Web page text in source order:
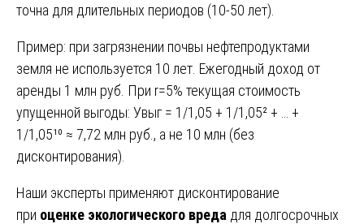
точна для длительных периодов (10-50 лет).
Пример: при загрязнении почвы нефтепродуктами
земля не используется 10 лет. Ежегодный доход от
аренды 1 млн руб. При r=5% текущая стоимость
упущенной выгоды: Увыг = 1/1,05 + 1/1,05² + … +
1/1,05¹⁰ ≈ 7,72 млн руб., а не 10 млн (без
дисконтирования).
Наши эксперты применяют дисконтирование
при оценке экологического вреда для долгосрочных